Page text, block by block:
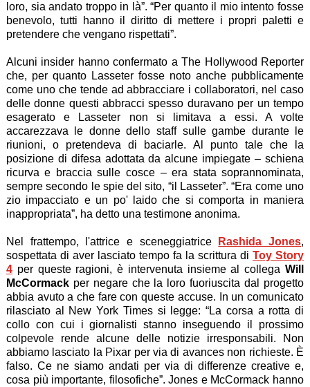
loro, sia andato troppo in là”. “Per quanto il mio intento fosse
benevolo, tutti hanno il diritto di mettere i propri paletti e
pretendere che vengano rispettati”.
Alcuni insider hanno confermato a The Hollywood Reporter
che, per quanto Lasseter fosse noto anche pubblicamente
come uno che tende ad abbracciare i collaboratori, nel caso
delle donne questi abbracci spesso duravano per un tempo
esagerato e Lasseter non si limitava a essi. A volte
accarezzava le donne dello staff sulle gambe durante le
riunioni, o pretendeva di baciarle. Al punto tale che la
posizione di difesa adottata da alcune impiegate – schiena
ricurva e braccia sulle cosce – era stata soprannominata,
sempre secondo le spie del sito, “il Lasseter”. “Era come uno
zio impacciato e un po' laido che si comporta in maniera
inappropriata”, ha detto una testimone anonima.
Nel frattempo, l'attrice e sceneggiatrice Rashida Jones,
sospettata di aver lasciato tempo fa la scrittura diToy Story
4per queste ragioni, è intervenuta insieme al collegaWill
McCormackper negare che la loro fuoriuscita dal progetto
abbia avuto a che fare con queste accuse. In un comunicato
rilasciato al New York Times si legge: “La corsa a rotta di
collo con cui i giornalisti stanno inseguendo il prossimo
colpevole rende alcune delle notizie irresponsabili. Non
abbiamo lasciato la Pixar per via di avances non richieste. È
falso. Ce ne siamo andati per via di differenze creative e,
cosa più importante, filosofiche”. Jones e McCormack hanno